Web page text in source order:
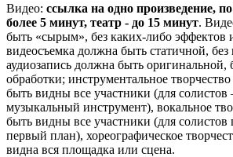
Видео: ссылка на одно произведение,
более 5 минут, театр - до 15 минут.
быть «сырым», без каких-либо эффектов
видеосъемка должна быть статичной, без
аудиозапись должна быть оригинальной,
обработки; инструментальное
быть видны все участники (для
музыкальный инструмент), вокальное
быть видны все участники (для солистов
первый план), хореографическое
видна вся площадка или сцена.